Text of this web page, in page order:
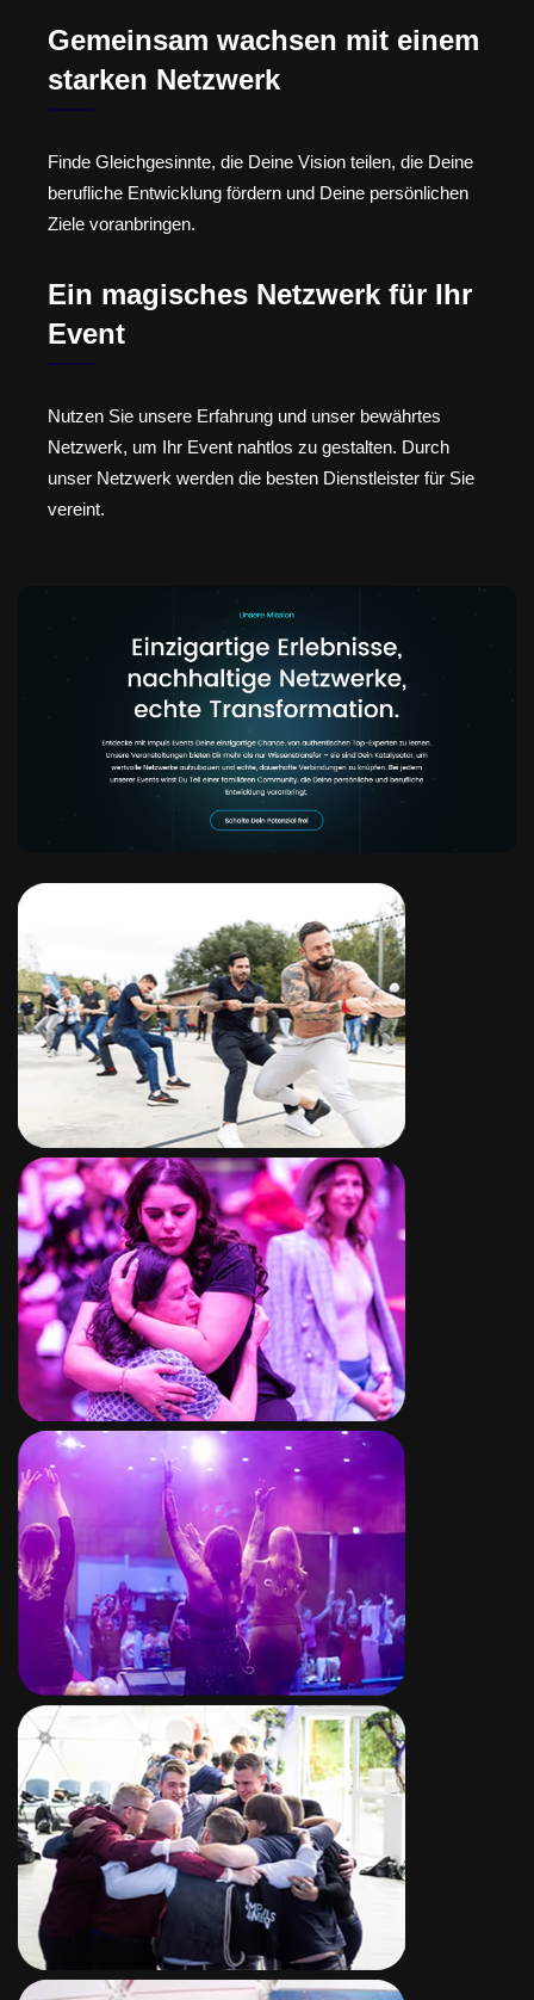
Gemeinsam wachsen mit einem
starken Netzwerk
Finde Gleichgesinnte, die Deine Vision teilen, die Deine
berufliche Entwicklung fördern und Deine persönlichen
Ziele voranbringen.
Ein magisches Netzwerk für Ihr
Event
Nutzen Sie unsere Erfahrung und unser bewährtes
Netzwerk, um Ihr Event nahtlos zu gestalten. Durch
unser Netzwerk werden die besten Dienstleister für Sie
vereint.